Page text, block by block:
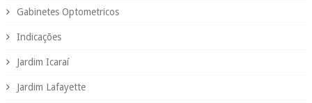
Gabinetes Optometricos
Indicações
Jardim Icaraí
Jardim Lafayette